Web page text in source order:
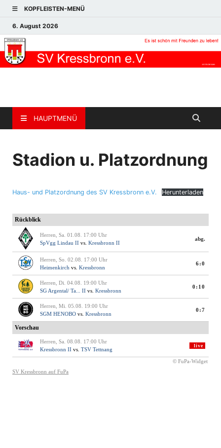
KOPFLEISTEN-MENÜ
6. August 2026
HAUPTMENÜ
Stadion u. Platzordnung
Haus- und Platzordnung des SV Kressbronn e.V. Herunterladen